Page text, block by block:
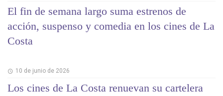
El fin de semana largo suma estrenos de
acción, suspenso y comedia en los cines de La
Costa
10 de junio de 2026
Los cines de La Costa renuevan su cartelera